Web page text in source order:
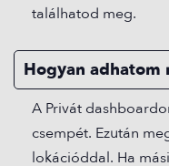
találhatod meg.
Hogyan adhatom
A Privát
csempét. Ezután
lokációddal. Ha